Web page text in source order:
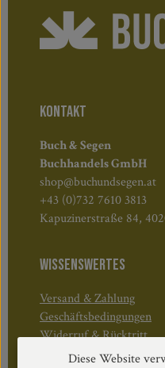
KONTAKT
Buch & Segen
Buchhandels GmbH
shop@buchundsegen.at
+43 (0)732 7610 3813
Kapuzinerstraße 84,
WISSENSWERTES
Versand & Zahlung
Geschäftsbedingungen
Widerruf & Rücktritt
Diese Website